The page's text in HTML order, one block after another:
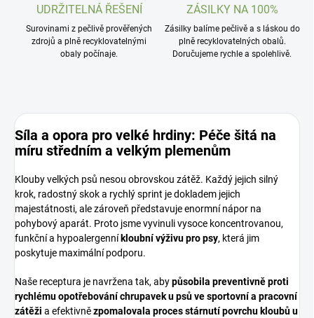
UDRŽITELNÁ ŘEŠENÍ
Surovinami z pečlivě prověřených
zdrojů a plně recyklovatelnými
obaly počínaje.
ZÁSILKY NA 100%
Zásilky balíme pečlivě a s láskou do
plně recyklovatelných obalů.
Doručujeme rychle a spolehlivě.
Síla a opora pro velké hrdiny: Péče šitá na
míru středním a velkým plemenům
Klouby velkých psů nesou obrovskou zátěž. Každý jejich silný
krok, radostný skok a rychlý sprint je dokladem jejich
majestátnosti, ale zároveň představuje enormní nápor na
pohybový aparát. Proto jsme vyvinuli vysoce koncentrovanou,
funkční a hypoalergenní kloubní výživu pro psy, která jim
poskytuje maximální podporu.
Naše receptura je navržena tak, abypůsobila preventivně proti
rychlému opotřebování chrupavek u psů ve sportovní a pracovní
zátěži a efektivnězpomalovala proces stárnutí povrchu kloubů u